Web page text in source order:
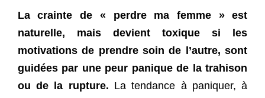
La crainte de « perdre ma femme » est
naturelle, mais devient toxique si les
motivations de prendre soin de l’autre, sont
guidées par une peur panique de la trahison
ou de la rupture. La tendance à paniquer, à